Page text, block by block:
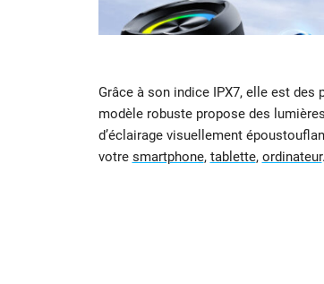
Grâce à son indice IPX7, elle est des
modèle robuste propose des
d’éclairage visuellement
votre smartphone, tablette, ordinateur